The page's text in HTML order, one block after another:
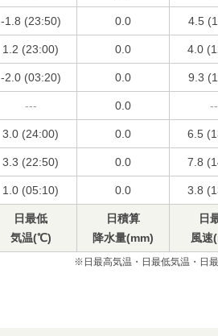
-1.8 (23:50) 0.0 4.5
1.2 (23:00) 0.0 4.0
-2.0 (03:20) 0.0 9.3
--- 0.0
3.0 (24:00) 0.0 6.5
3.3 (22:50) 0.0 7.8
1.0 (05:10) 0.0 3.8
日最低
気温(℃)
日積算
降水量(mm)
日
風速
※日最高気温・日最低気温・日